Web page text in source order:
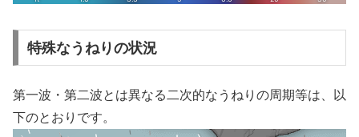
特殊なうねりの状況
第一波・第二波とは異なる二次的なうねりの周期等は、以
下のとおりです。